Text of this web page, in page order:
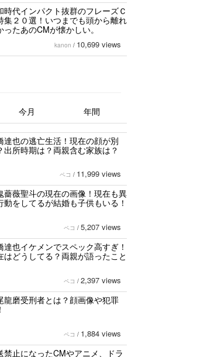
時代インパクト抜群のフレーズＣ
集２０選！いつまでも頭から離れ
ったあのCMが懐かしい。
kanon / 10,699 views
今月 年間
達也の逃亡生活！現在の顔が別
出所時期は？両親含む家族は？
ペコ / 11,999 views
薔薇聖斗の現在の画像！現在も異
動をしてるが結婚も子供もいる！
ペコ / 5,207 views
達也イケメンでスペック高すぎ！
はどうしてる？両親が語ったこと
ペコ / 2,397 views
龍磨受刑者とは？顔画像や犯罪
ペコ / 1,884 views
禁止になったCMやアニメ、ドラ